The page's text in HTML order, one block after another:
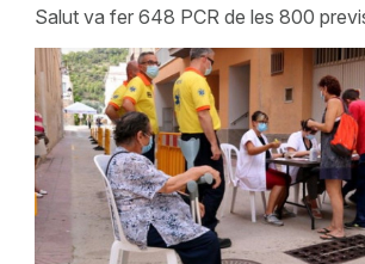
Salut va fer 648 PCR de les 800